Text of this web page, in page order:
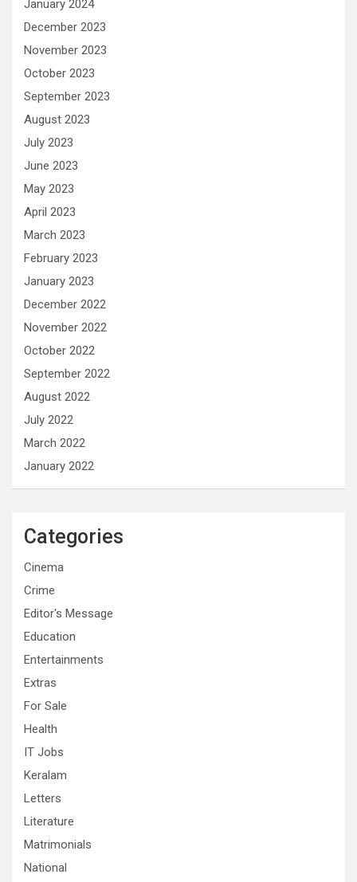
January 2024
December 2023
November 2023
October 2023
September 2023
August 2023
July 2023
June 2023
May 2023
April 2023
March 2023
February 2023
January 2023
December 2022
November 2022
October 2022
September 2022
August 2022
July 2022
March 2022
January 2022
Categories
Cinema
Crime
Editor's Message
Education
Entertainments
Extras
For Sale
Health
IT Jobs
Keralam
Letters
Literature
Matrimonials
National